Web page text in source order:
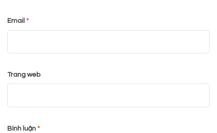
Bình luận *
Email *
Trang web